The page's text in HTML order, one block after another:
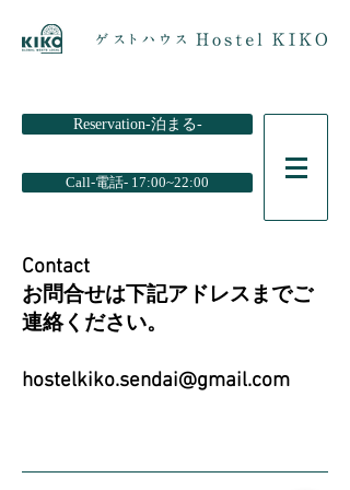
Reservation-泊まる-
Call-電話- 17:00~22:00
Contact
お問合せは下記アドレスまでご
連絡ください。
hostelkiko.sendai@gmail.com